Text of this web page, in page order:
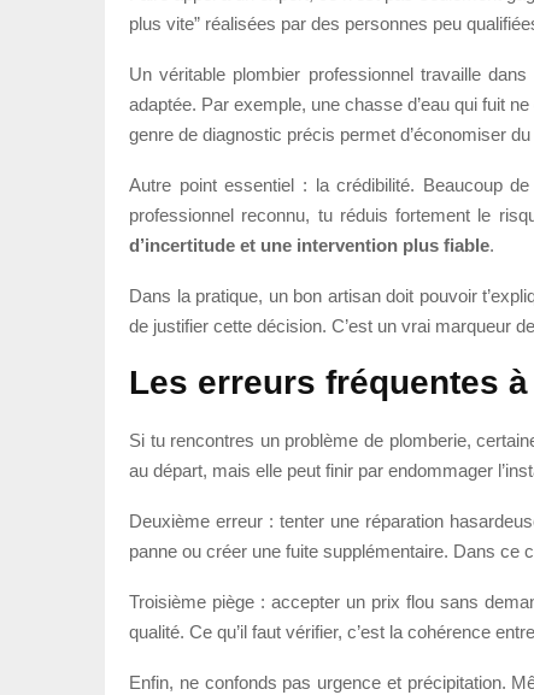
plus vite” réalisées par des personnes peu
Un véritable plombier professionnel travaille
adaptée. Par exemple, une chasse d’eau qui fuit
genre de diagnostic précis permet d’économiser du
Autre point essentiel : la crédibilité. Beaucoup
professionnel reconnu, tu réduis fortement le
d’incertitude et une intervention plus fiable.
Dans la pratique, un bon artisan doit pouvoir
de justifier cette décision. C’est un vrai marqueur
Les erreurs fréquentes
Si tu rencontres un problème de plomberie,
au départ, mais elle peut finir par endommager
Deuxième erreur : tenter une réparation
panne ou créer une fuite supplémentaire. Dans ce
Troisième piège : accepter un prix flou sans
qualité. Ce qu’il faut vérifier, c’est la cohérence
Enfin, ne confonds pas urgence et précipitation.